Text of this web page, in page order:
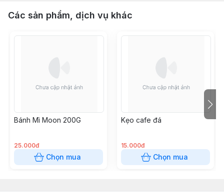
Các sản phẩm, dịch vụ khác
Bánh Mì Moon 200G
25.000đ
Chọn mua
Kẹo cafe đá
15.000đ
Chọn mua